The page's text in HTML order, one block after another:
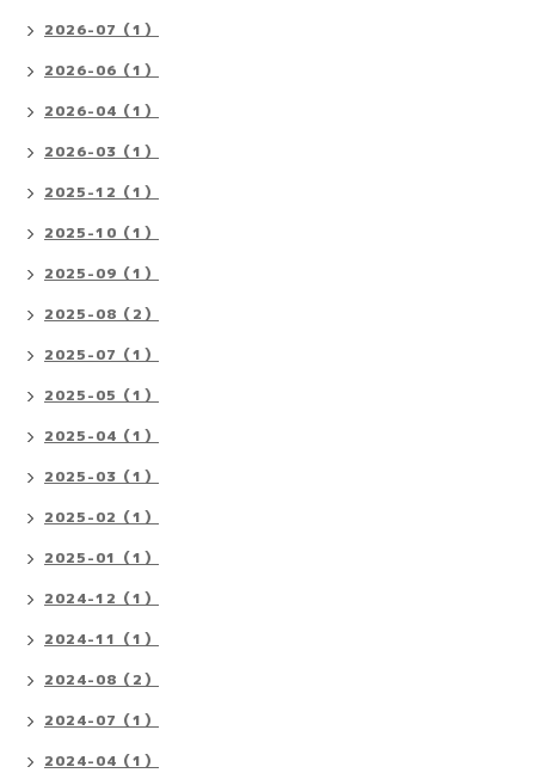
2026-07（1）
2026-06（1）
2026-04（1）
2026-03（1）
2025-12（1）
2025-10（1）
2025-09（1）
2025-08（2）
2025-07（1）
2025-05（1）
2025-04（1）
2025-03（1）
2025-02（1）
2025-01（1）
2024-12（1）
2024-11（1）
2024-08（2）
2024-07（1）
2024-04（1）